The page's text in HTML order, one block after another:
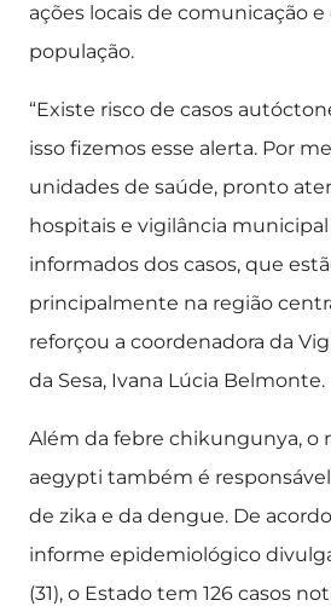
ações locais de comunicação e
população.
“Existe risco de casos
isso fizemos esse alerta. Por
unidades de saúde, pronto
hospitais e vigilância
informados dos casos, que
principalmente na região
reforçou a coordenadora da
da Sesa, Ivana Lúcia Belmonte.
Além da febre chikungunya, o
aegypti também é
de zika e da dengue. De
informe epidemiológico
(31), o Estado tem 126 casos